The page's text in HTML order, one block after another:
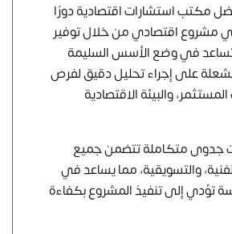
مكتب استشارات اقتصادية دورًا
مشروع اقتصادي من خلال توفير
في وضع الأسس السليمة
على إجراء تحليل دقيق لفرص
والبيئة الاقتصادية
جدوى متكاملة تتضمن جميع
والتسويقية، مما يساعد في
تؤدي إلى تنفيذ المشروع بكفاءة